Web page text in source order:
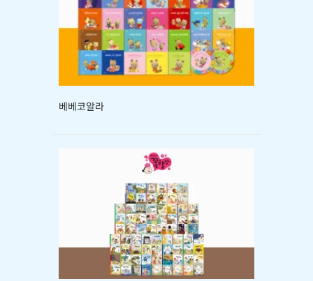
베베코알라